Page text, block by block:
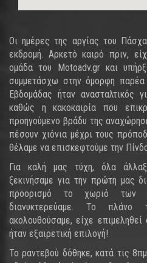
Οι ημέρες της αργίας του
εκδρομή. Αρκετό καιρό πριν,
ομάδα του Motoadv.gr και
συμμετάσχω στην όμορφη
Εβδομάδας ήταν ανασταλτικός
καθώς η κακοκαιρία που
προηγούμενο βράδυ της
πέσουν χιόνια μέχρι τους
θέλαμε να επισκεφτούμε την
Για καλή μας τύχη, όλα
ξεκινήσαμε για την πρώτη μας
προορισμό το χωριό των
διανυκτερεύαμε. Το
ακολουθούσαμε, είχε
ήταν εξαιρετική επιλογή!
Το ραντεβού δόθηκε, κατά τις